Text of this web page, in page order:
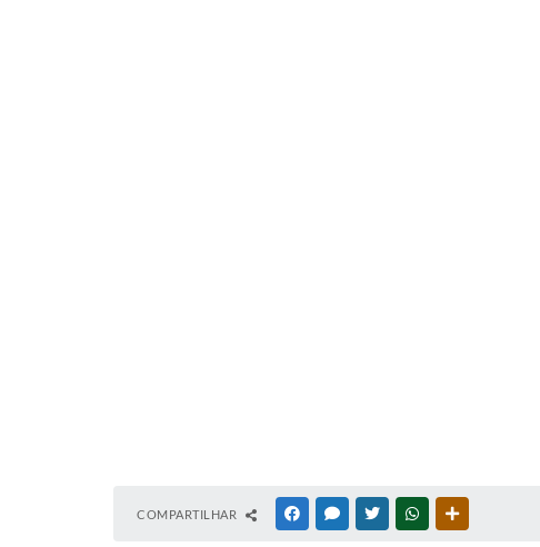
COMPARTILHAR FACEBOOKMESSENGER
TWITTERWHATSAPP